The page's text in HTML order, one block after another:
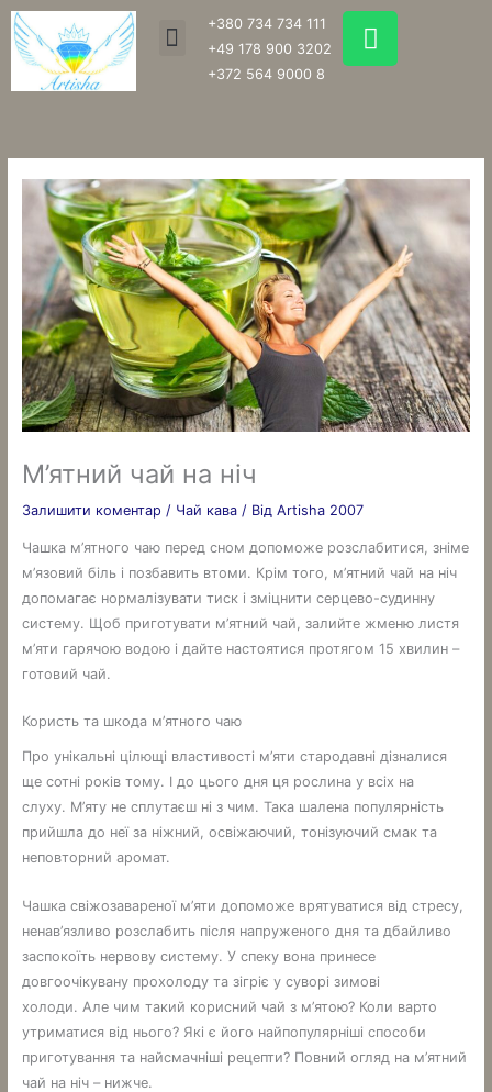
Перейти
до
вмісту
Menu
+380 734 734 111
+49 178 900 3202
+372 564 9000 8
W
h
a
p
p
М’ятний чай на ніч
Залишити коментар / Чай кава/ Від Artisha 2007
Чашка м’ятного чаю перед сном допоможе розслабитися, зніме
м’язовий біль і позбавить втоми. Крім того, м’ятний чай на ніч
допомагає нормалізувати тиск і зміцнити серцево-судинну
систему. Щоб приготувати м’ятний чай, залийте жменю листя
м’яти гарячою водою і дайте настоятися протягом 15 хвилин –
готовий чай.
Користь та шкода м’ятного чаю
Про унікальні цілющі властивості м’яти стародавні дізналися
ще сотні років тому. І до цього дня ця рослина у всіх на
слуху. М’яту не сплутаєш ні з чим. Така шалена популярність
прийшла до неї за ніжний, освіжаючий, тонізуючий смак та
неповторний аромат.
Чашка свіжозавареної м’яти допоможе врятуватися від стресу,
ненав’язливо розслабить після напруженого дня та дбайливо
заспокоїть нервову систему. У спеку вона принесе
довгоочікувану прохолоду та зігріє у суворі зимові
холоди. Але чим такий корисний чай з м’ятою? Коли варто
утриматися від нього? Які є його найпопулярніші способи
приготування та найсмачніші рецепти? Повний огляд на м’ятний
чай на ніч – нижче.